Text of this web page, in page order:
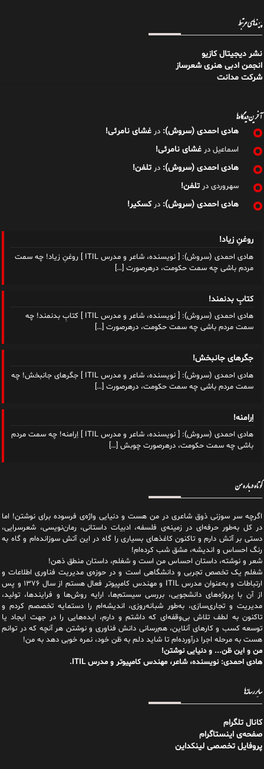
پیوندهای مرتبط
نشر دیجیتال کازیو
انجمن ادبی هنری شعرساز
شرکت مدانت
آخرین دیدگاه‌ها
هادی احمدی (سروش): در غشای نامرئی!
اسماعیل در غشای نامرئی!
هادی احمدی (سروش): در تلفن!
سهروردی در تلفن!
هادی احمدی (سروش): درکسکیر!
روغنِ زیاد!
هادی احمدی (سروش): [ نویسنده، شاعر و مدرس ITIL ] روغنِ زیاد! چه سمت
مردم باشی چه سمت حکومت، درهرصورت […]
کتابِ بدنمند!
هادی احمدی (سروش): [ نویسنده، شاعر و مدرس ITIL ] کتابِ بدنمند! چه
سمت مردم باشی چه سمت حکومت، درهرصورت […]
جگرهای جانبخش!
هادی احمدی (سروش): [ نویسنده، شاعر و مدرس ITIL ] جگرهای جانبخش! چه
سمت مردم باشی چه سمت حکومت، درهرصورت […]
اِرامنه!
هادی احمدی (سروش): [ نویسنده، شاعر و مدرس ITIL ] اِرامنه! چه سمت مردم
باشی چه سمت حکومت، درهرصورت چوبش […]
کوتاه درباره من
اگرچه سر سوزنی ذوق شاعری در من هست و دنیایی واژه‌‌ی فرسوده برای نوشتن! اما
در کل به‌طور حرفه‌ای در زمینه‌ی فلسفه، ادبیات داستانی، رمان‌نویسی، شعرسرایی،
دستی بر آتش دارم و تاکنون کاغذهای بسیاری را گاه در این آتش سوزانده‌ام و گاه به
رنگ احساس و اندیشه، مشق شب کرده‌ام!
شعر و نوشته، داستان احساس من است و شغلم، داستان منطق ذهن!
شغلم یک تخصص تجربی و دانشگاهی است و در حوزه‌ی مدیریت فناوری اطلاعات و
ارتباطات و به‌عنوان مدرس ITIL و مهندس کامپیوتر فعال هستم از سال ۱۳۷۶ و پس
از آن با پروژه‌های دانشجویی، بررسی سیستم‌ها، ارایه روش‌ها و فرایندها، تولید،
مدیریت و تجاری‌سازی، به‌طور شبانه‌روزی، اندیشه‌ام را دستمایه تخصصم کردم و
تاکنون به لطف تلاش بی‌وقفه‌ای که داشتم و دارم، اید‌ه‌هایی را در جهت ایجاد یا
توسعه کسب و کارهای آنلاین، هم‌رسانی دانش فناوری و نوشتن هر آنچه که در توانم
هست به مرحله اجرا درآورده‌ام تا شاید دلم به ظن خود، نمره خوبی دهد به من!
من و این ظن... و دنیایی نوشتن!
هادی احمدی: نویسنده، شاعر، مهندس کامپیوتر و مدرس ITIL.
سایر رسانه‌ها
کانال تلگرام
صفحه‌ی اینستاگرام
پروفایل تخصصی لینکداین